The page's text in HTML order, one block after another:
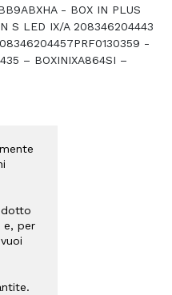
- BOX IN PLUS
S LED IX/A 208346204443
-
– BOXINIXA864SI –
e, per